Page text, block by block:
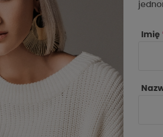
la la...! zielony marmurek
Imię